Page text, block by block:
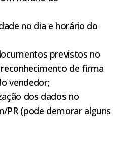
no dia e horário do
previstos no
de firma
vendedor;
dos dados no
PR (pode demorar alguns